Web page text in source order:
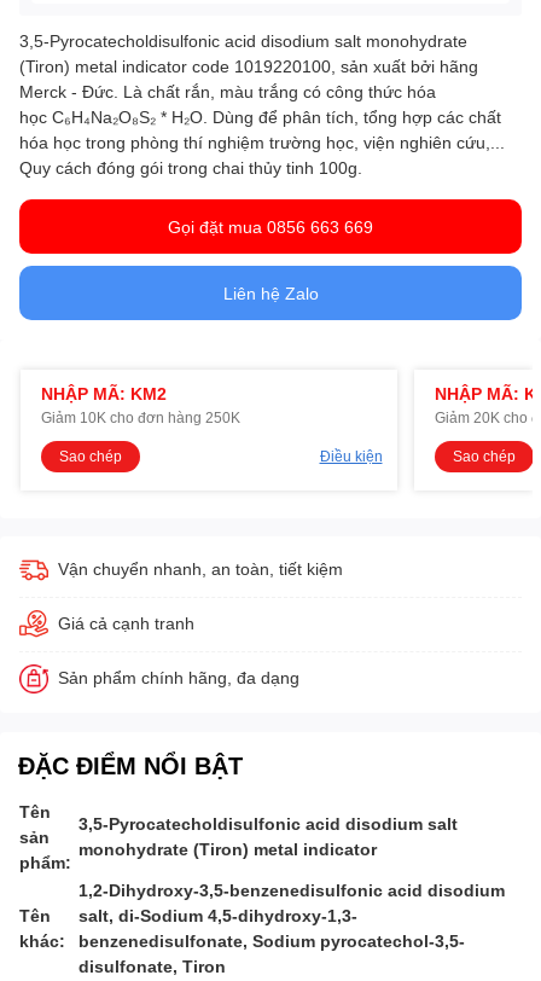
3,5-Pyrocatecholdisulfonic acid disodium salt monohydrate
(Tiron) metal indicator code 1019220100, sản xuất bởi hãng
Merck - Đức. Là chất rắn, màu trắng có công thức hóa
học C₆H₄Na₂O₈S₂ * H₂O. Dùng để phân tích, tổng hợp các chất
hóa học trong phòng thí nghiệm trường học, viện nghiên cứu,...
Quy cách đóng gói trong chai thủy tinh 100g.
Gọi đặt mua 0856 663 669
Liên hệ Zalo
NHẬP MÃ: KM2
Giảm 10K cho đơn hàng 250K
Sao chép Điều kiện
NHẬP MÃ:
Giảm 20K cho
Sao chép
Vận chuyển nhanh, an toàn, tiết kiệm
Giá cả cạnh tranh
Sản phẩm chính hãng, đa dạng
ĐẶC ĐIỂM NỔI BẬT
Tên
sản
phẩm:
3,5-Pyrocatecholdisulfonic acid disodium salt
monohydrate (Tiron) metal indicator
Tên
khác:
1,2-Dihydroxy-3,5-benzenedisulfonic acid disodium
salt, di-Sodium 4,5-dihydroxy-1,3-
benzenedisulfonate, Sodium pyrocatechol-3,5-
disulfonate, Tiron